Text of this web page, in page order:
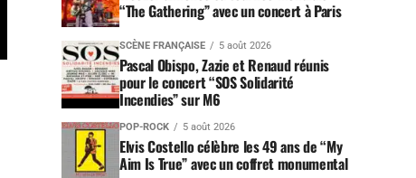
“The Gathering” avec un concert à Paris
SCÈNE FRANÇAISE 5 août 2026
Pascal Obispo, Zazie et Renaud réunis
pour le concert “SOS Solidarité
Incendies” sur M6
POP-ROCK 5 août 2026
Elvis Costello célèbre les 49 ans de “My
Aim Is True” avec un coffret monumental